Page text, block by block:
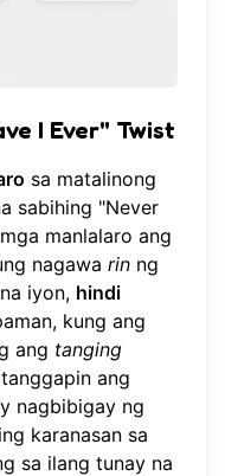
I Ever" Twist
sa matalinong
sabihing "Never
manlalaro ang
nagawa rin ng
iyon, hindi
kung ang
ang tanging
ang
nagbibigay ng
karanasan sa
sa ilang tunay na